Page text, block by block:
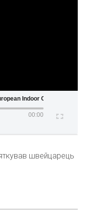
Indoor Championships
00:00
швейцарець